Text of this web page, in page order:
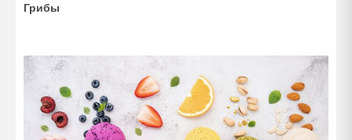
Грибы